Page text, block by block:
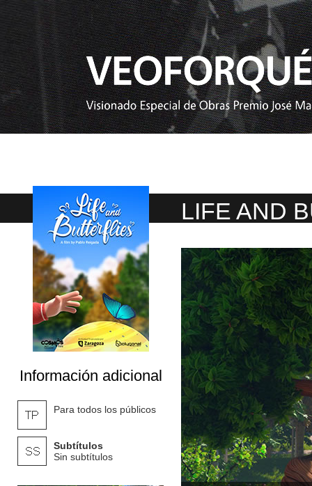
Información adicional
Para todos los públicos
Subtítulos
Sin subtítulos
LIFE AND